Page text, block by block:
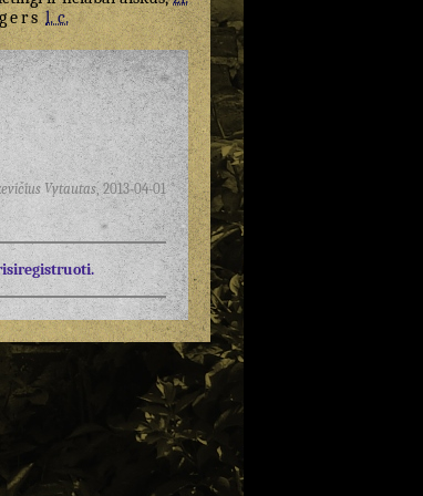
l. c.
Vytautas,2013-04-01